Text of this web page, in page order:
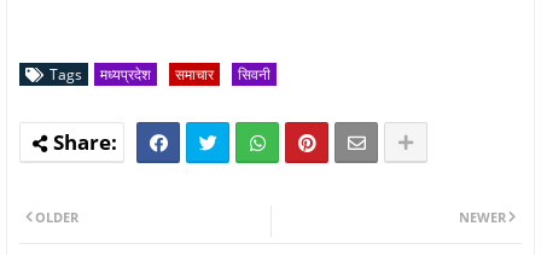
Tags मध्यप्रदेश समाचार सिवनी
NEWER
OLDER